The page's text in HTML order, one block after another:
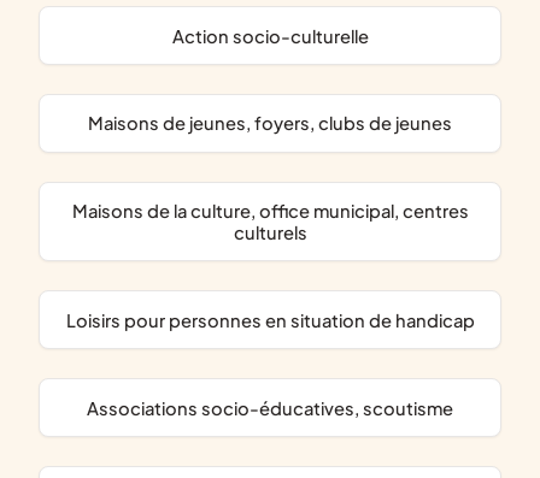
action socio-culturelle
maisons de jeunes, foyers, clubs de jeunes
maisons de la culture, office municipal, centres
culturels
loisirs pour personnes en situation de handicap
associations socio-éducatives, scoutisme